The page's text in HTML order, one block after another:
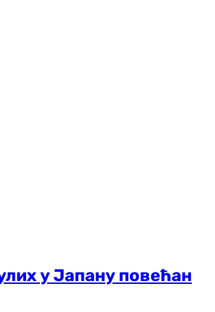
у Јапану повећан